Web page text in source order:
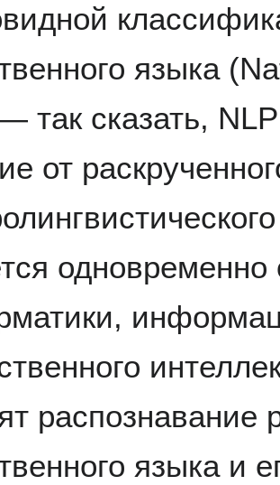
языка
так сказать,
от
одновременно
распознавание
языка и